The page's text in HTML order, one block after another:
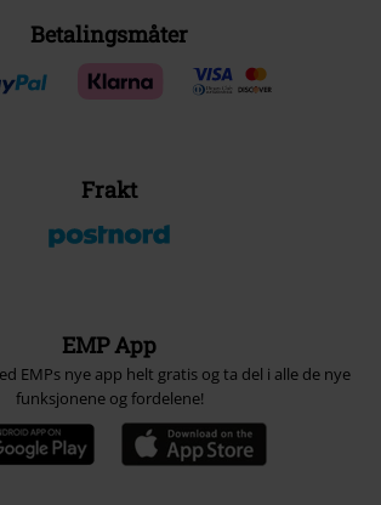
Betalingsmåter
Frakt
EMP App
EMPs nye app helt gratis og ta del i alle de nye
funksjonene og fordelene!